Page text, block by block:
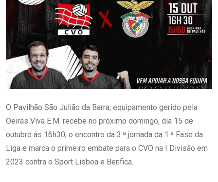
O Pavilhão São Julião da Barra, equipamento gerido pela
Oeiras Viva E.M. recebe no próximo domingo, dia 15 de
outubro às 16h30, o encontro da 3.ª jornada da 1.ª Fase da
Liga e marca o primeiro embate para o CVO na I Divisão em
2023 contra o Sport Lisboa e Benfica.